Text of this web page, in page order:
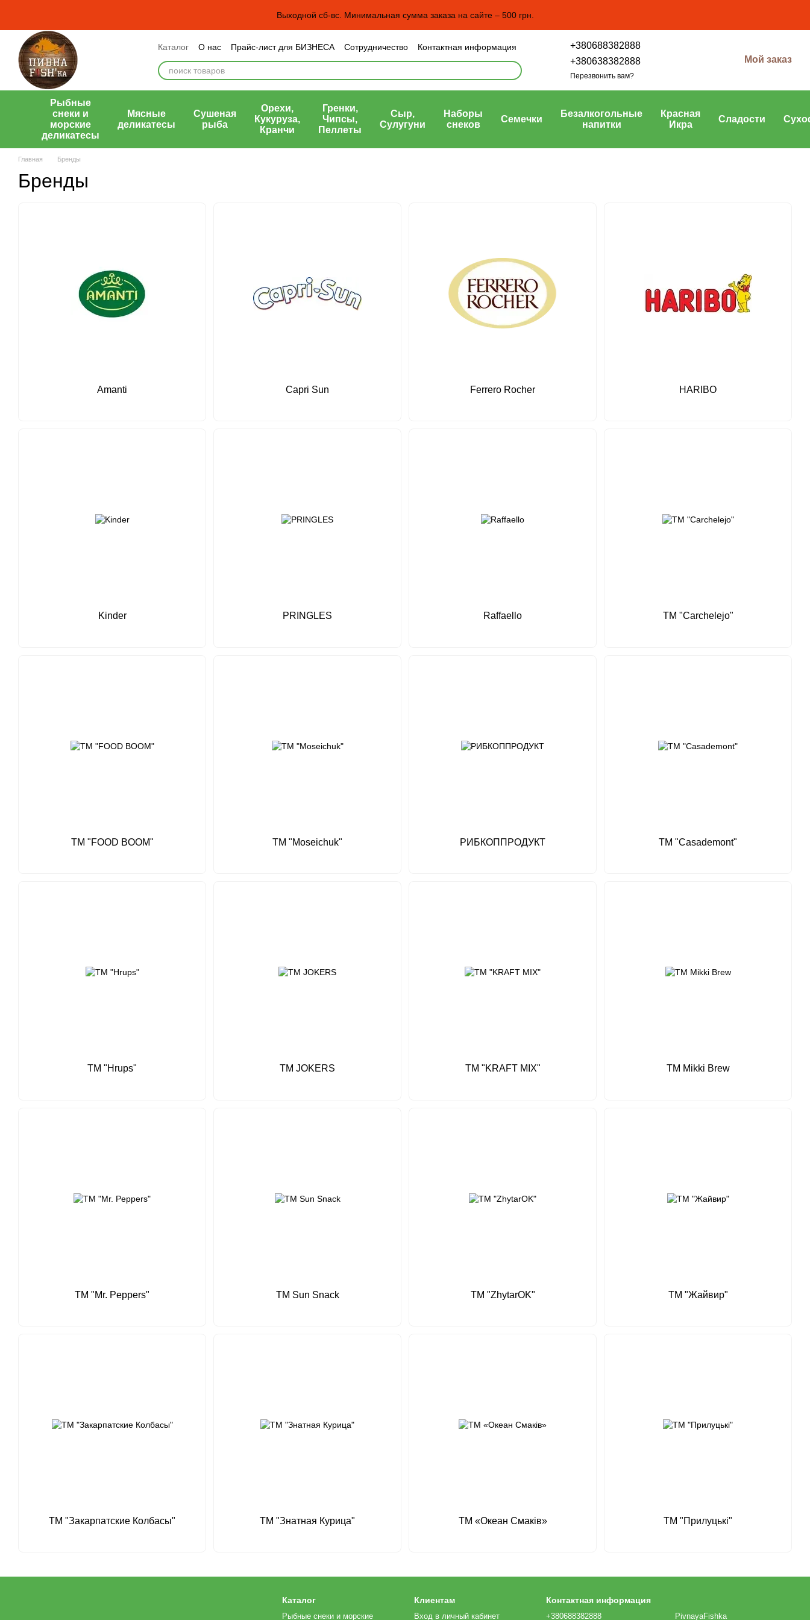
Выходной сб-вс. Минимальная сумма заказа на сайте – 500 грн.
Каталог О нас Прайс-лист для БИЗНЕСА Сотрудничество
Контактная информация
Оплата и доставка
Обмен и возврат
Пользовательское соглашение
Публичный договор (оферта)
+380688382888
+380638382888
Перезвонить вам?
Мой заказ
Рыбные
снеки и
морские
деликатесы
Мясные
деликатесы
Сушеная
рыба
Орехи,
Кукуруза,
Кранчи
Гренки,
Чипсы,
Пеллеты
Сыр,
Сулугуни
Наборы
снеков
Семечки
Безалкогольные
напитки
Красная
Икра
Сладости
Главная Бренды
Бренды
Amanti Capri Sun Ferrero Rocher HARIBO
Kinder PRINGLES Raffaello TM "Carchelejo"
TM "FOOD BOOM" TM "Moseichuk" РИБКОППРОДУКТ ТМ "Casademont"
ТМ "Hrups" ТМ JOKERS ТМ "KRAFT MIX" ТМ Mikki Brew
ТМ "Mr. Peppers" ТМ Sun Snack ТМ "ZhytarOK" ТМ "Жайвир"
ТМ "Закарпатские Колбасы" ТМ "Знатная Курица" ТМ «Океан Смаків» ТМ "Прилуцькі"
Каталог
Рыбные снеки и морские
Клиентам
Вход в личный кабинет
Контактная информация
+380688382888 PivnayaFishka